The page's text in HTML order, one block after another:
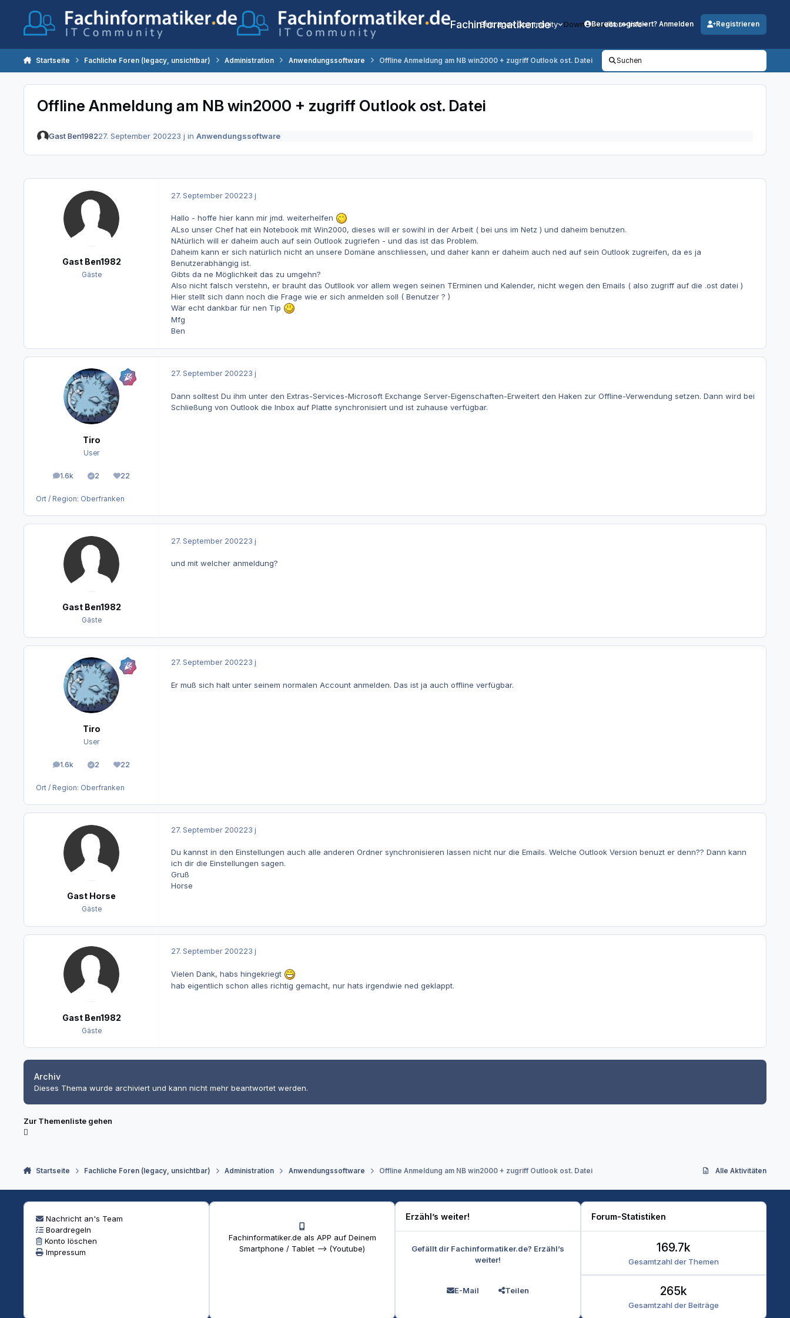
Fachinformatiker.de
Beiträge Community DownloadsJobs Info
Bereits registriert? Anmelden Registrieren
Startseite Fachliche Foren (legacy, unsichtbar) Administration Anwendungssoftware Offline Anmeldung am NB win2000 + zugriff Outlook ost. Datei Suchen
Offline Anmeldung am NB win2000 + zugriff Outlook ost. Datei
Gast Ben198227. September 200223 j in Anwendungssoftware
Gast Ben1982
Gäste
27. September 200223 j
Hallo - hoffe hier kann mir jmd. weiterhelfen
ALso unser Chef hat ein Notebook mit Win2000, dieses will er sowihl in der Arbeit ( bei uns im Netz ) und daheim benutzen.
NAtürlich will er daheim auch auf sein Outlook zugriefen - und das ist das Problem.
Daheim kann er sich natürlich nicht an unsere Domäne anschliessen, und daher kann er daheim auch ned auf sein Outlook zugreifen, da es ja
Benutzerabhängig ist.
Gibts da ne Möglichkeit das zu umgehn?
Also nicht falsch verstehn, er brauht das Outllook vor allem wegen seinen TErminen und Kalender, nicht wegen den Emails ( also zugriff auf die .ost datei )
Hier stellt sich dann noch die Frage wie er sich anmelden soll ( Benutzer ? )
Wär echt dankbar für nen Tip
Mfg
Ben
Tiro
User
1.6k
Beiträge 2
Lösungen
22
Reputation
Ort / Region: Oberfranken
27. September 200223 j
Dann solltest Du ihm unter den Extras-Services-Microsoft Exchange Server-Eigenschaften-Erweitert den Haken zur Offline-Verwendung setzen. Dann wird bei
Schließung von Outlook die Inbox auf Platte synchronisiert und ist zuhause verfügbar.
Gast Ben1982
Gäste
27. September 200223 j
und mit welcher anmeldung?
Tiro
User
1.6k
Beiträge 2
Lösungen
22
Reputation
Ort / Region: Oberfranken
27. September 200223 j
Er muß sich halt unter seinem normalen Account anmelden. Das ist ja auch offline verfügbar.
Gast Horse
Gäste
27. September 200223 j
Du kannst in den Einstellungen auch alle anderen Ordner synchronisieren lassen nicht nur die Emails. Welche Outlook Version benuzt er denn?? Dann kann
ich dir die Einstellungen sagen.
Gruß
Horse
Gast Ben1982
Gäste
27. September 200223 j
Vielen Dank, habs hingekriegt
hab eigentlich schon alles richtig gemacht, nur hats irgendwie ned geklappt.
Archiv
Dieses Thema wurde archiviert und kann nicht mehr beantwortet werden.
Zur Themenliste gehen
Startseite Fachliche Foren (legacy, unsichtbar) Administration Anwendungssoftware Offline Anmeldung am NB win2000 + zugriff Outlook ost. Datei Alle Aktivitäten
Nachricht an's Team
Boardregeln
Konto löschen
Impressum
Fachinformatiker.de als APP auf Deinem
Smartphone / Tablet --> (Youtube)
Erzähl’s weiter!
Gefällt dir Fachinformatiker.de? Erzähl’s
weiter!
E-Mail Teilen
Forum-Statistiken
Gesamtzahl der Themen
169.7k
Gesamtzahl der Beiträge
265k